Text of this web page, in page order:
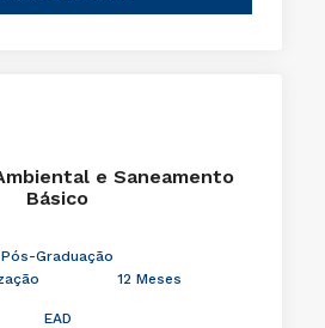
e Saneamento
Básico
Pós-Graduação
12 Meses
EAD